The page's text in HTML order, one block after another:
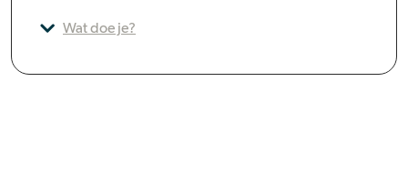
Wat doe je?